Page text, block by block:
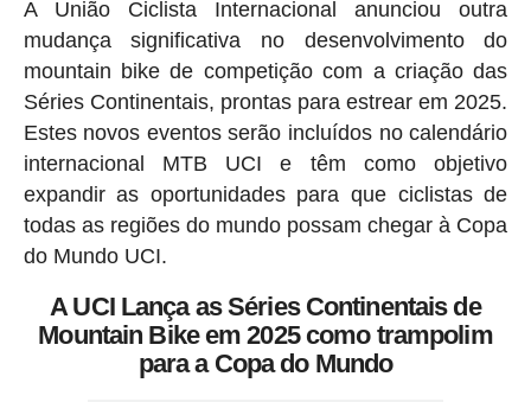
A União Ciclista Internacional anunciou outra
mudança significativa no desenvolvimento do
mountain bike de competição com a criação das
Séries Continentais, prontas para estrear em 2025.
Estes novos eventos serão incluídos no calendário
internacional MTB UCI e têm como objetivo
expandir as oportunidades para que ciclistas de
todas as regiões do mundo possam chegar à Copa
do Mundo UCI.
A UCI Lança as Séries Continentais de
Mountain Bike em 2025 como trampolim
para a Copa do Mundo